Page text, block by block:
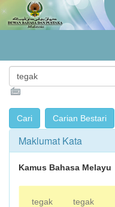
Maklumat Kata
Kamus Bahasa Melayu
tegak tegak